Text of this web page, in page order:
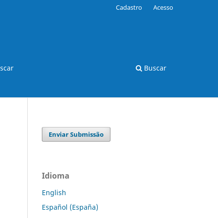
Buscar
Cadastro Acesso
Enviar Submissão
Idioma
English
Español (España)